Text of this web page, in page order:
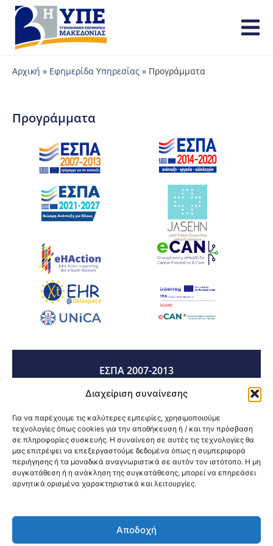
Διαχείριση συναίνεσης
Για να παρέχουμε τις καλύτερες εμπειρίες, χρησιμοποιούμε
τεχνολογίες όπως cookies για την αποθήκευση ή / και την πρόσβαση
σε πληροφορίες συσκευής. Η συναίνεση σε αυτές τις τεχνολογίες θα
μας επιτρέψει να επεξεργαστούμε δεδομένα όπως η συμπεριφορά
περιήγησης ή τα μοναδικά αναγνωριστικά σε αυτόν τον ιστότοπο. Η μη
συγκατάθεση ή η ανάκληση της συγκατάθεσης, μπορεί να επηρεάσει
αρνητικά ορισμένα χαρακτηριστικά και λειτουργίες.
Αποδοχή
Αρχική » Εφημερίδα Υπηρεσίας » Προγράμματα
Προγράμματα
ΕΣΠΑ 2007-2013
ΕΣΠΑ 2014-2020
ΕΣΠΑ 2021-2027
@2026 3ype.gr All rights reserved